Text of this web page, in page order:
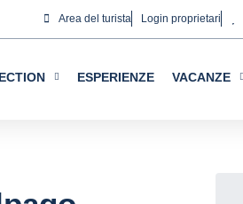
Area del turista Login proprietari
ESPERIENZE VACANZE
il corretto funzionamento del